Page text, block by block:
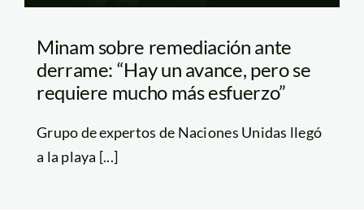
Minam sobre remediación ante
derrame: “Hay un avance, pero se
requiere mucho más esfuerzo”
Grupo de expertos de Naciones Unidas llegó
a la playa [...]